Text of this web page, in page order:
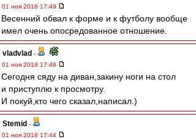
01 ноя 2018 17:49
Весенний обвал к форме и к футболу вообще
имел очень опосредованное отношение.
vladvlad -
01 ноя 2018 17:48
Сегодня сяду на диван,закину ноги на стол
и приступлю к просмотру.
И покуй,кто чего сказал,написал.)
Stemid -
01 ноя 2018 17:44